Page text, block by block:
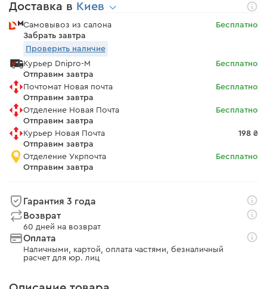
Доставка в Киев
Самовывоз из салона
Забрать завтра
Бесплатно
Проверить наличие
Курьер Dnipro-M
Отправим завтра
Бесплатно
Почтомат Новая почта
Отправим завтра
Бесплатно
Отделение Новая Почта
Отправим завтра
Бесплатно
Курьер Новая Почта
Отправим завтра
198 ₴
Отделение Укрпочта
Отправим завтра
Бесплатно
Гарантия 3 года
Возврат
60 дней на возврат
Оплата
Наличными, картой, оплата частями, безналичный
расчет для юр. лиц